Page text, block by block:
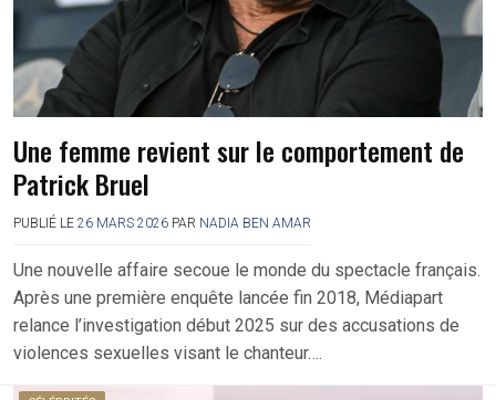
Une femme revient sur le comportement de
Patrick Bruel
PUBLIÉ LE 26 MARS 2026 PAR NADIA BEN AMAR
Une nouvelle affaire secoue le monde du spectacle français.
Après une première enquête lancée fin 2018, Médiapart
relance l’investigation début 2025 sur des accusations de
violences sexuelles visant le chanteur….